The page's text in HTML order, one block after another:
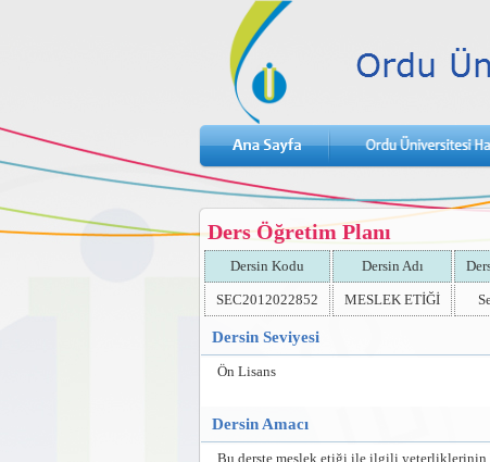
Ders Öğretim Planı
Dersin Kodu Dersin Adı
SEC2012022852 MESLEK ETİĞİ
Dersin Seviyesi
Ön Lisans
Dersin Amacı
Bu derste meslek etiği ile ilgili yeterliklerinin